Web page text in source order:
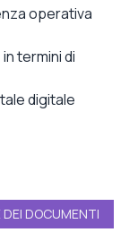
operativa
termini di
digitale
DOCUMENTI